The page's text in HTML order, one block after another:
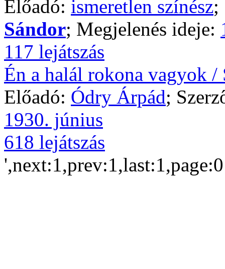
Előadó: ismeretlen színész;
Sándor; Megjelenés ideje:
117 lejátszás
Én a halál rokona vagyok
Előadó: Ódry Árpád;
1930. június
618 lejátszás